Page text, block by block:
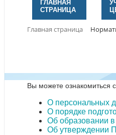
ГЛАВНАЯ
СТРАНИЦА
Главная страница
Вы можете ознакомиться
О персональных
О порядке
Об образовании
Об утверждении